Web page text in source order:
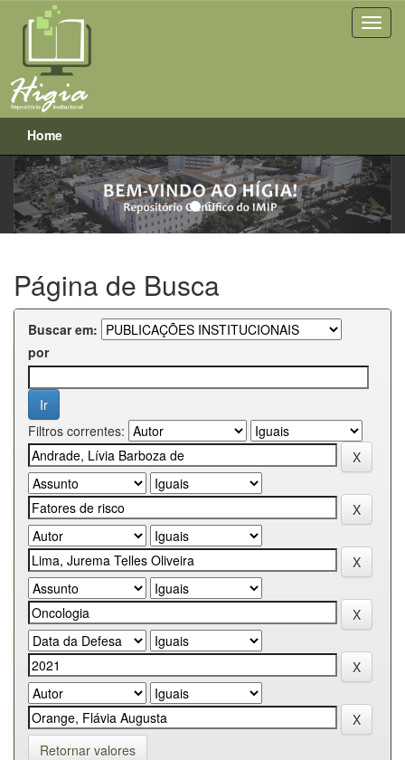
Skip
navigation
Home
Previous Next
Página de Busca
Buscar em:
por
Filtros correntes:
Retornar valores